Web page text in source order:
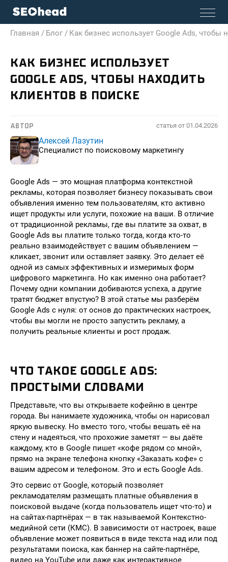
Главная / Блог / Как бизнес использует Google Ads, чтобы
КАК БИЗНЕС ИСПОЛЬЗУЕТ
GOOGLE ADS, ЧТОБЫ НАХОДИТЬ
КЛИЕНТОВ В ПОИСКЕ
АВТОР статья от 01.04.2026
Алексей Лазутин
Специалист по поисковому маркетингу
Google Ads — это мощная платформа контекстной
рекламы, которая позволяет бизнесу показывать свои
объявления именно тем пользователям, кто активно
ищет продукты или услуги, похожие на ваши. В отличие
от традиционной рекламы, где вы платите за охват, в
Google Ads вы платите только тогда, когда кто-то
реально взаимодействует с вашим объявлением —
кликает, звонит или оставляет заявку. Это делает её
одной из самых эффективных и измеримых форм
цифрового маркетинга. Но как именно она работает?
Почему одни компании добиваются успеха, а другие
тратят бюджет впустую? В этой статье мы разберём
Google Ads с нуля: от основ до практических настроек,
чтобы вы могли не просто запустить рекламу, а
получить реальные клиенты и рост продаж.
ЧТО ТАКОЕ GOOGLE ADS:
ПРОСТЫМИ СЛОВАМИ
Представьте, что вы открываете кофейню в центре
города. Вы нанимаете художника, чтобы он нарисовал
яркую вывеску. Но вместо того, чтобы вешать её на
стену и надеяться, что прохожие заметят — вы даёте
каждому, кто в Google пишет «кофе рядом со мной»,
прямо на экране телефона кнопку «Заказать кофе» с
вашим адресом и телефоном. Это и есть Google Ads.
Это сервис от Google, который позволяет
рекламодателям размещать платные объявления в
поисковой выдаче (когда пользователь ищет что-то) и
на сайтах-партнёрах — в так называемой Контекстно-
медийной сети (КМС). В зависимости от настроек, ваше
объявление может появиться в виде текста над или под
результатами поиска, как баннер на сайте-партнёре,
видео на YouTube или даже как интерактивное